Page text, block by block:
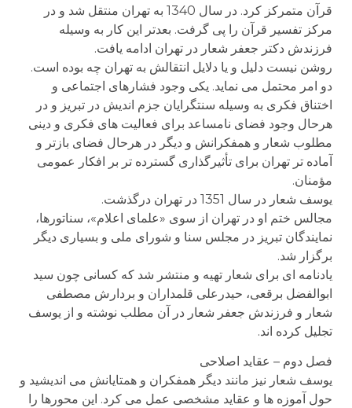
قرآن متمرکز کرد. در سال 1340 به تهران منتقل شد و در
مرکز تفسیر قرآن را پی گرفت. بعدتر این کار به وسیله
فرزندش دکتر جعفر شعار در تهران ادامه یافت.
روشن نیست دلیل و یا دلایل انتقالش به تهران چه بوده است.
دو امر محتمل می نماید. یکی وجود فشارهای اجتماعی و
اختناق فکری به وسیله سنتگرایان جزم اندیش در تبریز و در
هرحال وجود فضای نامساعد برای فعالیت های فکری و دینی
مطلوب شعار و همفکرانش و دیگر در هرحال فضای بازتر و
آماده تر تهران برای تأثیرگذاری گسترده تر بر افکار عمومی
مؤمنان.
یوسف شعار در سال 1351 در تهران درگذشت.
مجالس ختم او در تهران از سوی «علمای اعلام»، سناتورها،
نمایندگان تبریز در مجلس سنا و شورای ملی و بسیاری دیگر
برگزار شد.
یادنامه ای برای شعار تهیه و منتشر شد که کسانی چون سید
ابوالفضل برقعی، حیدرعلی قلمداران و بردارش مصطفی
شعار و فرزندش جعفر شعار در آن مطلب نوشته و از یوسف
تجلیل کرده اند.
فصل دوم – عقاید اصلاحی
یوسف شعار نیز مانند دیگر همفکران و همتایانش می اندیشید و
حول آموزه ها و عقاید مشخصی عمل می کرد. این محورها را